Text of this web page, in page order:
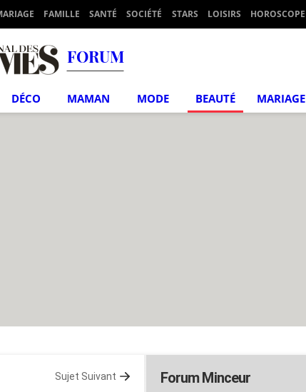
FAMILLE SANTÉ SOCIÉTÉ STARS LOISIRS HOROSCOPE
FORUM
DÉCO MAMAN MODE BEAUTÉ MARIAGE
Sujet Suivant Forum Minceur